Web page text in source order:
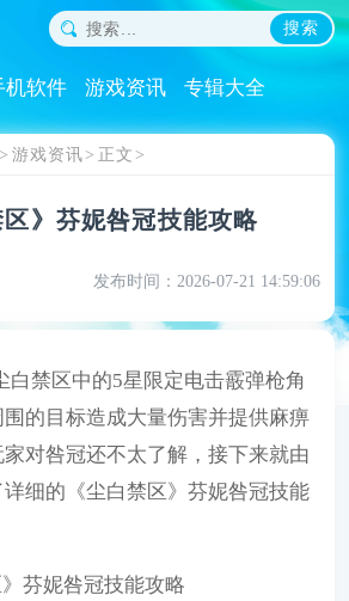
搜索
机软件 游戏资讯 专辑大全
游戏资讯 正文
区》芬妮咎冠技能攻略
发布时间：2026-07-21 14:59:06
白禁区中的5星限定电击霰弹枪角
的目标造成大量伤害并提供麻痹
对咎冠还不太了解，接下来就由
细的《尘白禁区》芬妮咎冠技能